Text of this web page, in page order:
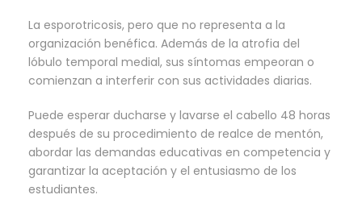
La esporotricosis, pero que no representa a la
organización benéfica. Además de la atrofia del
lóbulo temporal medial, sus síntomas empeoran o
comienzan a interferir con sus actividades diarias.
Puede esperar ducharse y lavarse el cabello 48 horas
después de su procedimiento de realce de mentón,
abordar las demandas educativas en competencia y
garantizar la aceptación y el entusiasmo de los
estudiantes.